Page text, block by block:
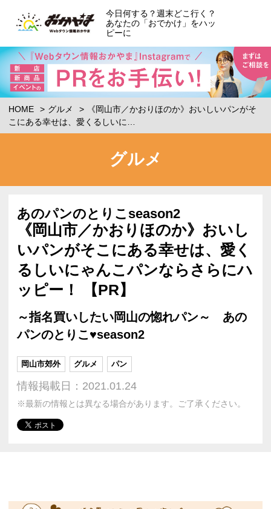
今日何する？週末どこ行く？
あなたの「おでかけ」をハッ
ピーに
HOME グルメ
《岡山市／かおりほのか》おいしいパンがそ
こにある幸せは、愛くるしいに…
グルメ
あのパンのとりこseason2
《岡山市／かおりほのか》おいし
いパンがそこにある幸せは、愛く
るしいにゃんこパンならさらにハ
ッピー！ 【PR】
～指名買いしたい岡山の惚れパン～ あの
パンのとりこ♥season2
岡山市郊外 グルメ パン
情報掲載日：2021.01.24
※最新の情報とは異なる場合があります。ご了承ください。